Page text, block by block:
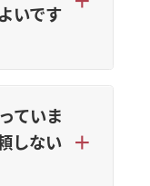
いです
ていま
しない